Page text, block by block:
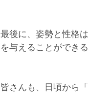
最後に、姿勢と性格
を与えることができ
皆さんも、日頃から